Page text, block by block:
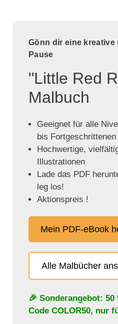
Gönn dir eine
Pause
"Little Red
Malbuch
Geeignet für alle
bis Fortgeschrittenen
Hochwertige,
Illustrationen
Lade das PDF
leg los!
Aktionspreis !
Mein PDF-eBook
Alle Malbücher
🎉 Sonderangebot:
Code COLOR50, nur